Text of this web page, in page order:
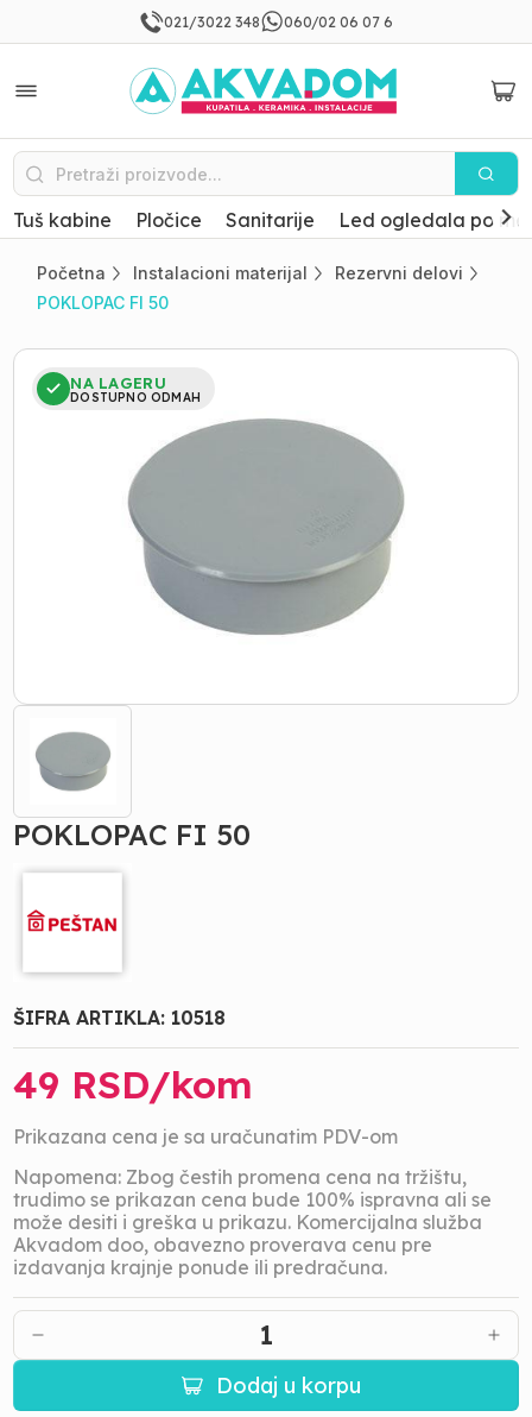
021/3022 348 060/02 06 07 6
Tuš kabine Pločice Sanitarije Led ogledala po
Početna Instalacioni materijal
Rezervni delovi
POKLOPAC FI 50
NA LAGERU
DOSTUPNO ODMAH
POKLOPAC FI 50
ŠIFRA ARTIKLA: 10518
49 RSD/kom
Prikazana cena je sa uračunatim PDV-om
Napomena: Zbog čestih promena cena na tržištu,
trudimo se prikazan cena bude 100% ispravna ali se
može desiti i greška u prikazu. Komercijalna služba
Akvadom doo, obavezno proverava cenu pre
izdavanja krajnje ponude ili predračuna.
1
Dodaj u korpu